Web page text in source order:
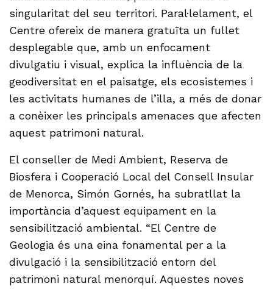
singularitat del seu territori. Paral·lelament, el
Centre ofereix de manera gratuïta un fullet
desplegable que, amb un enfocament
divulgatiu i visual, explica la influència de la
geodiversitat en el paisatge, els ecosistemes i
les activitats humanes de l’illa, a més de donar
a conèixer les principals amenaces que afecten
aquest patrimoni natural.
El conseller de Medi Ambient, Reserva de
Biosfera i Cooperació Local del Consell Insular
de Menorca, Simón Gornés, ha subratllat la
importància d’aquest equipament en la
sensibilització ambiental. “El Centre de
Geologia és una eina fonamental per a la
divulgació i la sensibilització entorn del
patrimoni natural menorquí. Aquestes noves